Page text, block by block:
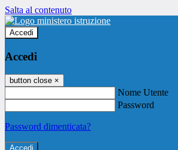
Salta al contenuto
Accedi
Accedi
button close ×
Nome Utente
Password
Password dimenticata?